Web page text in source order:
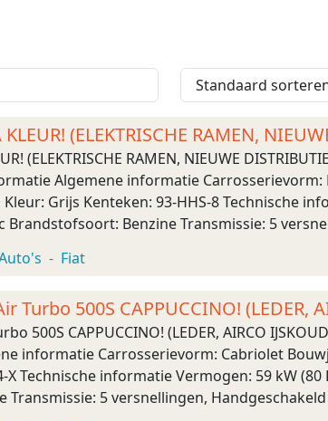
(ELEKTRISCHE RAMEN,
(ELEKTRISCHE RAMEN, NIEUWE
Algemene informatie
Grijs Kenteken: 93-HHS-8 Technische
Brandstofsoort: Benzine Transmissie: 5
Fiat
Turbo 500S CAPPUCCINO! (LEDER,
500S CAPPUCCINO! (LEDER, AIRCO
informatie Carrosserievorm: Cabriolet
X Technische informatie Vermogen: 59 kW
Transmissie: 5 versnellingen,